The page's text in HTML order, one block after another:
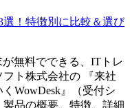
選！特徴別に比較＆選び
無料でできる、ITトレ
フト株式会社の 『来社
WowDesk 』（受付シ
品の概要、特徴、詳細